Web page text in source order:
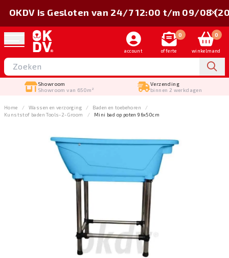
account
0
offerte
0
winkelmand
Showroom
Showroom van 650m²
Verzending
binnen 2 werkdagen
OKDV is Gesloten van 24/7 12:00 t/m 09/08
Home Wassen en verzorging
Baden en toebehoren
Kunststof baden Tools-2-Groom
Mini bad op poten 96x50cm